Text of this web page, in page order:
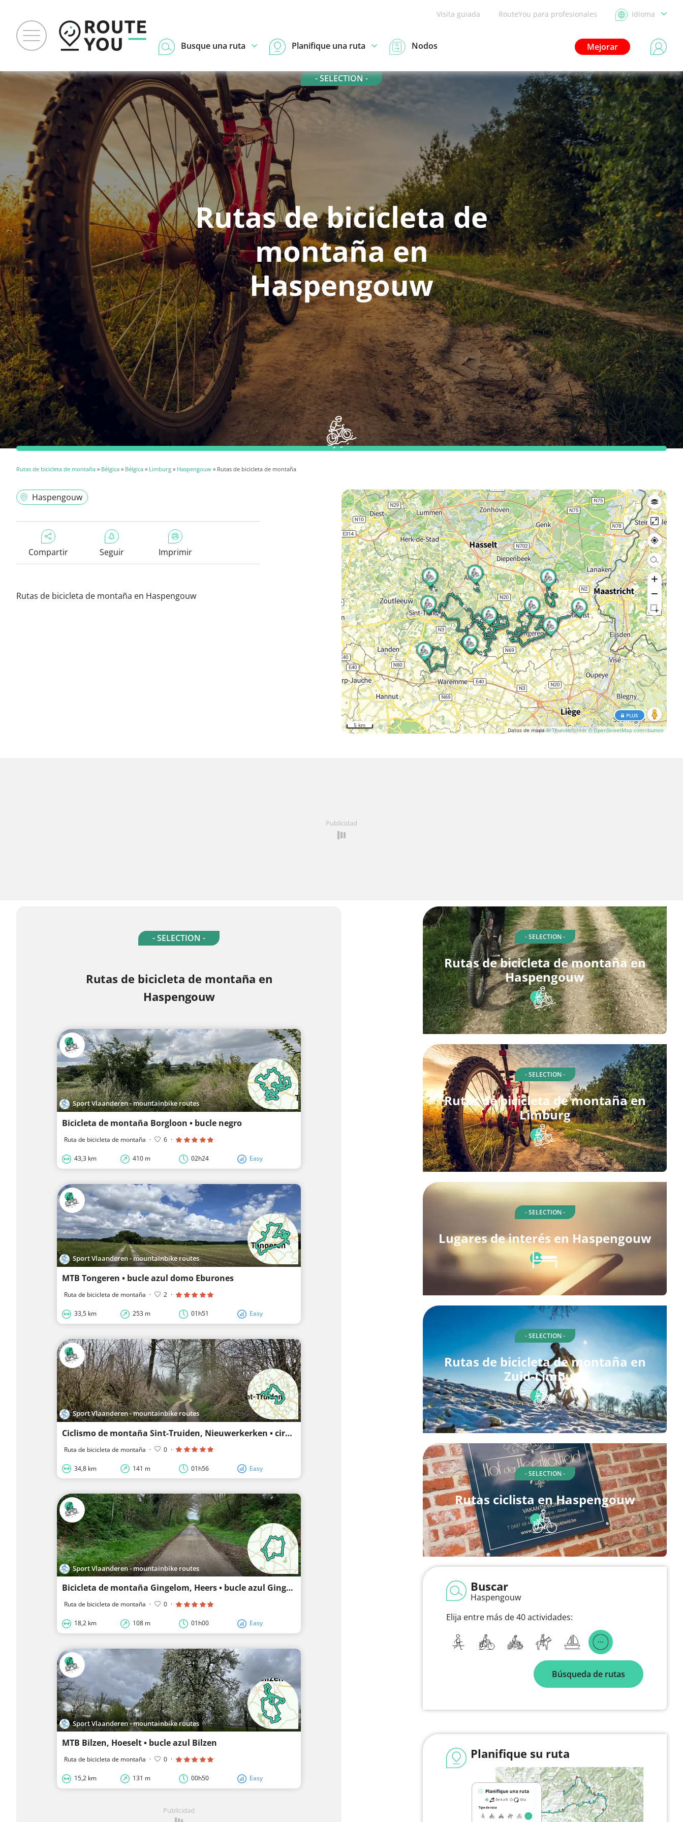
Visita guiada RouteYou para profesionales Idioma
Mejorar
Busque una ruta Planifique una ruta Nodos
- SELECTION -
Rutas de bicicleta de
montaña en
Haspengouw
Rutas de bicicleta de montaña » Bélgica » Bélgica » Limburg » Haspengouw » Rutas de bicicleta de montaña
Haspengouw
Compartir Seguir Imprimir
Rutas de bicicleta de montaña en Haspengouw
Datos de mapa© Thunderforest © OpenStreetMap contributors
PLUS
5 km
Publicidad
- SELECTION -
Rutas de bicicleta de montaña en
Haspengouw
Sport Vlaanderen - mountainbike routes
Bicicleta de montaña Borgloon • bucle negro
Ruta de bicicleta de montaña · 6 ·
43,3 km 410 m 02h24 Easy
Sport Vlaanderen - mountainbike routes
MTB Tongeren • bucle azul domo Eburones
Ruta de bicicleta de montaña · 2 ·
33,5 km 253 m 01h51 Easy
Sport Vlaanderen - mountainbike routes
Ciclismo de montaña Sint-Truiden, Nieuwerkerken • circuito verde Sint-Truiden
Ruta de bicicleta de montaña · 0 ·
34,8 km 141 m 01h56 Easy
Sport Vlaanderen - mountainbike routes
Bicicleta de montaña Gingelom, Heers • bucle azul Gingelom
Ruta de bicicleta de montaña · 0 ·
18,2 km 108 m 01h00 Easy
Sport Vlaanderen - mountainbike routes
MTB Bilzen, Hoeselt • bucle azul Bilzen
Ruta de bicicleta de montaña · 0 ·
15,2 km 131 m 00h50 Easy
Publicidad
- SELECTION -
Rutas de bicicleta de montaña en
Haspengouw
- SELECTION -
Rutas de bicicleta de montaña en
Limburg
- SELECTION -
Lugares de interés en Haspengouw
- SELECTION -
Rutas de bicicleta de montaña en
Zuid-Limburg
- SELECTION -
Rutas ciclista en Haspengouw
Buscar
Haspengouw
Elija entre más de 40 actividades:
Búsqueda de rutas
Planifique su ruta